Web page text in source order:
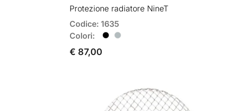
Protezione radiatore NineT
Codice: 1635
Colori:
€ 87,00